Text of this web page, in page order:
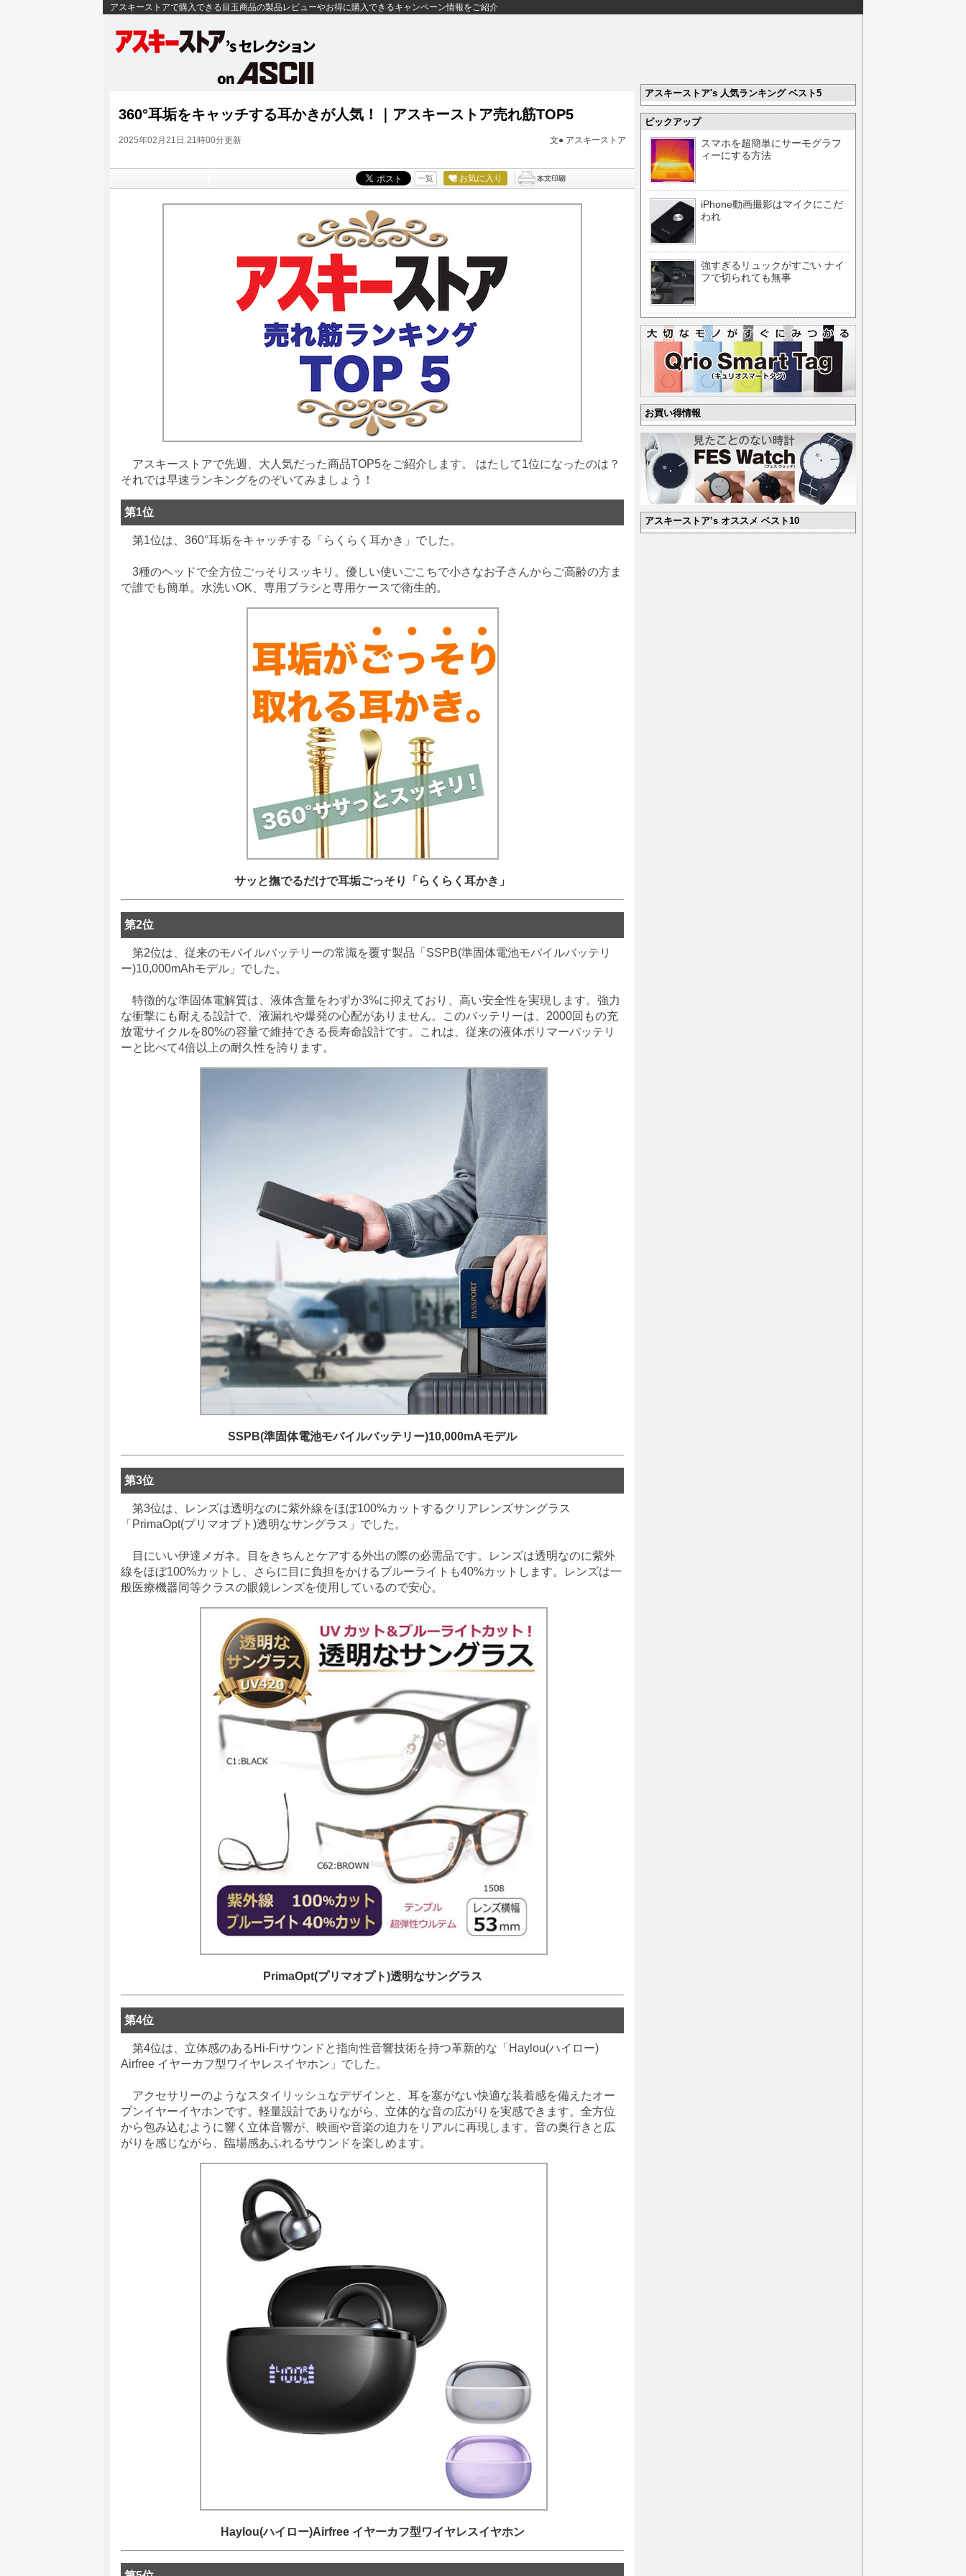
アスキーストアで購入できる目玉商品の製品レビューやお得に購入できるキャンペーン情報をご紹介
360°耳垢をキャッチする耳かきが人気！｜アスキーストア売れ筋TOP5
2025年02月21日 21時00分更新 文● アスキーストア
一覧 お気に入り
アスキーストアで先週、大人気だった商品TOP5をご紹介します。 はたして1位になったのは？
それでは早速ランキングをのぞいてみましょう！
第1位
第1位は、360°耳垢をキャッチする「らくらく耳かき」でした。
3種のヘッドで全方位ごっそりスッキリ。優しい使いごこちで小さなお子さんからご高齢の方ま
で誰でも簡単。水洗いOK、専用ブラシと専用ケースで衛生的。
サッと撫でるだけで耳垢ごっそり「らくらく耳かき」
第2位
第2位は、従来のモバイルバッテリーの常識を覆す製品「SSPB(準固体電池モバイルバッテリ
ー)10,000mAhモデル」でした。
特徴的な準固体電解質は、液体含量をわずか3%に抑えており、高い安全性を実現します。強力
な衝撃にも耐える設計で、液漏れや爆発の心配がありません。このバッテリーは、2000回もの充
放電サイクルを80%の容量で維持できる長寿命設計です。これは、従来の液体ポリマーバッテリ
ーと比べて4倍以上の耐久性を誇ります。
SSPB(準固体電池モバイルバッテリー)10,000mAモデル
第3位
第3位は、レンズは透明なのに紫外線をほぼ100%カットするクリアレンズサングラス
「PrimaOpt(プリマオプト)透明なサングラス」でした。
目にいい伊達メガネ。目をきちんとケアする外出の際の必需品です。レンズは透明なのに紫外
線をほぼ100%カットし、さらに目に負担をかけるブルーライトも40%カットします。レンズは一
般医療機器同等クラスの眼鏡レンズを使用しているので安心。
PrimaOpt(プリマオプト)透明なサングラス
第4位
第4位は、立体感のあるHi-Fiサウンドと指向性音響技術を持つ革新的な「Haylou(ハイロー)
Airfree イヤーカフ型ワイヤレスイヤホン」でした。
アクセサリーのようなスタイリッシュなデザインと、耳を塞がない快適な装着感を備えたオー
プンイヤーイヤホンです。軽量設計でありながら、立体的な音の広がりを実感できます。全方位
から包み込むように響く立体音響が、映画や音楽の迫力をリアルに再現します。音の奥行きと広
がりを感じながら、臨場感あふれるサウンドを楽しめます。
Haylou(ハイロー)Airfree イヤーカフ型ワイヤレスイヤホン
アスキーストア's 人気ランキング ベスト5
ピックアップ
スマホを超簡単にサーモグラフ
ィーにする方法
iPhone動画撮影はマイクにこだ
われ
強すぎるリュックがすごい ナイ
フで切られても無事
お買い得情報
アスキーストア’s オススメ ベスト10